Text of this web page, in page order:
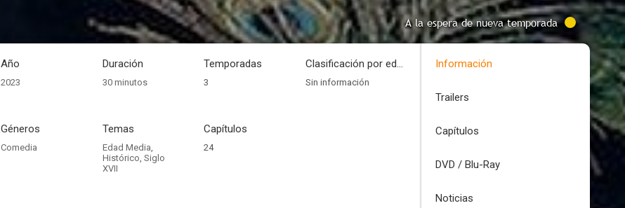
A la espera de nueva temporada
Año
2023
Duración
30 minutos
Temporadas
3
Clasificación por edades
Sin información
Géneros
Comedia
Temas
Edad Media,
Histórico, Siglo
XVII
Capítulos
24
Información
Trailers
Capítulos
DVD / Blu-Ray
Noticias